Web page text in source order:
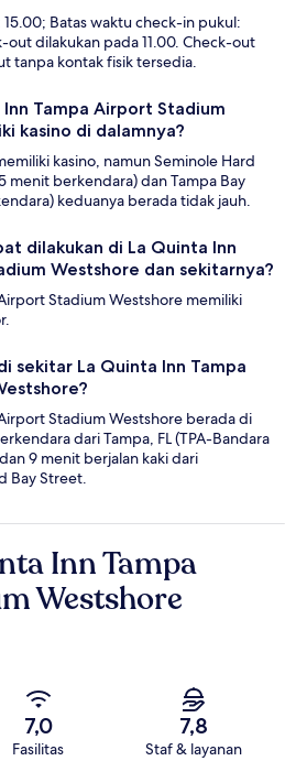
Batas waktu check-in pukul:
out dilakukan pada 11.00. Check-out
tanpa kontak fisik tersedia.
Tampa Airport Stadium
kasino di dalamnya?
kasino, namun Seminole Hard
menit berkendara) dan Tampa Bay
keduanya berada tidak jauh.
dilakukan di La Quinta Inn
Westshore dan sekitarnya?
Stadium Westshore memiliki
sekitar La Quinta Inn Tampa
Stadium Westshore berada di
dari Tampa, FL (TPA-Bandara
9 menit berjalan kaki dari
Bay Street.
Inn Tampa
Westshore
7,0
Fasilitas
7,8
Staf & layanan